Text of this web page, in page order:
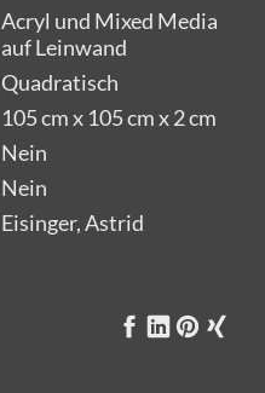
Acryl und Mixed Media
auf Leinwand
Quadratisch
105 cm x 105 cm x 2 cm
Nein
Nein
Eisinger, Astrid